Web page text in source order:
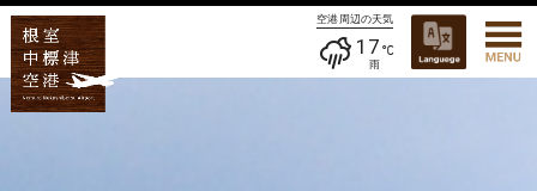
空港周辺の天気
17
雨